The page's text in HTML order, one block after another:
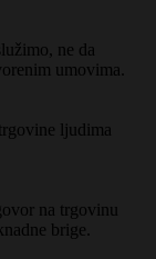
ne da
umovima.
ljudima
na trgovinu
brige.